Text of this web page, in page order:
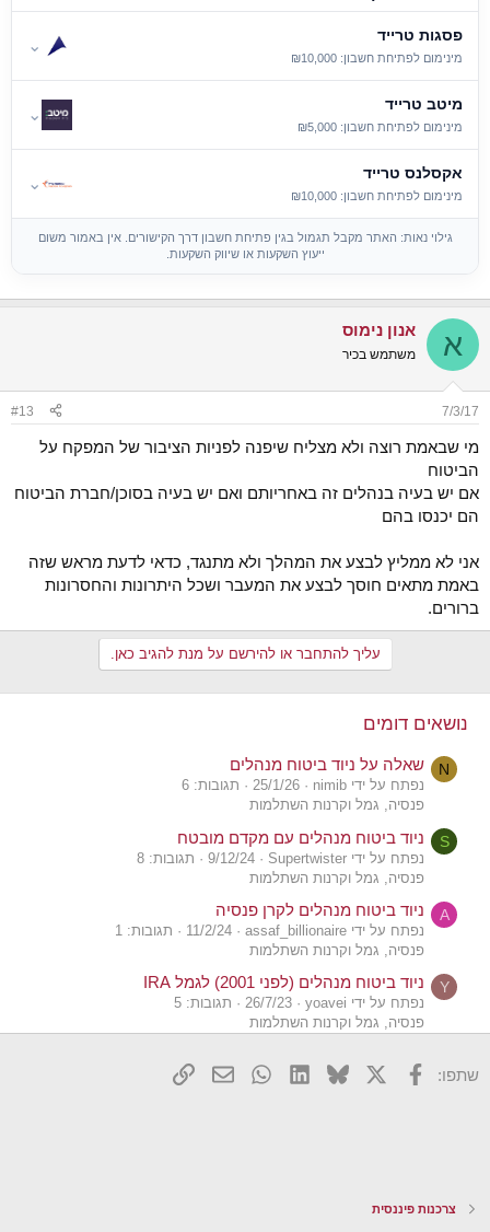
פסגות טרייד
מינימום לפתיחת חשבון: ₪10,000
⌄
מיטב טרייד
מינימום לפתיחת חשבון: ₪5,000
⌄
אקסלנס טרייד
מינימום לפתיחת חשבון: ₪10,000
⌄
גילוי נאות: האתר מקבל תגמול בגין פתיחת חשבון דרך הקישורים. אין באמור משום
ייעוץ השקעות או שיווק השקעות.
א אנון נימוס
משתמש בכיר
7/3/17
#13
מי שבאמת רוצה ולא מצליח שיפנה לפניות הציבור של המפקח על
הביטוח
אם יש בעיה בנהלים זה באחריותם ואם יש בעיה בסוכן/חברת הביטוח
הם יכנסו בהם
אני לא ממליץ לבצע את המהלך ולא מתנגד, כדאי לדעת מראש שזה
באמת מתאים חוסך לבצע את המעבר ושכל היתרונות והחסרונות
ברורים.
עליך להתחבר או להירשם על מנת להגיב כאן.
נושאים דומים
N שאלה על ניוד ביטוח מנהלים
נפתח על ידי nimib 25/1/26
תגובות: 6
פנסיה, גמל וקרנות השתלמות
S ניוד ביטוח מנהלים עם מקדם מובטח
נפתח על ידי Supertwister 9/12/24
תגובות: 8
פנסיה, גמל וקרנות השתלמות
A ניוד ביטוח מנהלים לקרן פנסיה
נפתח על ידי assaf_billionaire 11/2/24
תגובות: 1
פנסיה, גמל וקרנות השתלמות
Y ניוד ביטוח מנהלים (לפני 2001) לגמל IRA
נפתח על ידי yoavei 26/7/23
תגובות: 5
פנסיה, גמל וקרנות השתלמות
נפתח על ידי lior29789 13/4/23
תגובות: 7
V
שתפו: פייסבוק
X
Bluesky
LinkedIn
WhatsApp
דואר אלקטרוני
הוסף קישור
צרכנות פיננסית